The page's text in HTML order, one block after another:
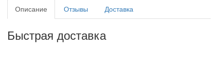
Описание
Отзывы Доставка
Быстрая доставка